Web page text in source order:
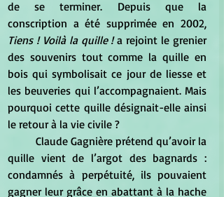
de se terminer. Depuis que la
Tiens ! Voilà la quille ! a rejoint le grenier
des souvenirs tout comme la quille en
bois qui symbolisait ce jour de liesse et
les beuveries qui l’accompagnaient. Mais
pourquoi cette quille désignait-elle ainsi
le retour à la vie civile ?
quille vient de l’argot des bagnards :
condamnés à perpétuité, ils pouvaient
gagner leur grâce en abattant à la hache